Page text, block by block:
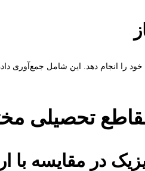
خود را انجام دهد. این شامل جمع‌آوری
مقاطع تحصیلی
در مقایسه با